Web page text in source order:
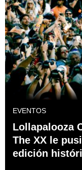
EVENTOS
Lollapalooza
The XX le
edición